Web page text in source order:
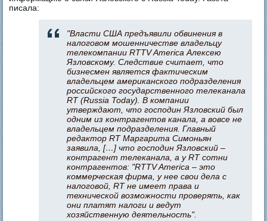
писала:
"Власти США предъявили обвинения в
налоговом мошенничестве владельцу
телекомпании RTTV America Алексею
Язловскому. Следствие считает, что
бизнесмен является фактическим
владельцем американского подразделения
российского государственного телеканала
RT (Russia Today). В компании
утверждают, что господин Язловский был
одним из контрагентов канала, а вовсе не
владельцем подразделения. Главный
редактор RT Маргарита Симоньян
заявила, […] что господин Язловский –
контрагент телеканала, а у RT сотни
контрагентов: "RTTV America – это
коммерческая фирма, у нее свои дела с
налоговой, RT не имеет права и
технической возможности проверять, как
они платят налоги и ведут
хозяйственную деятельность".